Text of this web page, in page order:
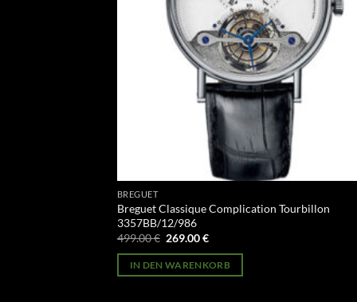
BREGUET
Breguet Classique Complication Tourbillon
3357BB/12/986
499.00€ Ursprünglicher
war:
499.00 €
269.00€Aktueller
ist:
269.00 €.
IN DEN WARENKORB